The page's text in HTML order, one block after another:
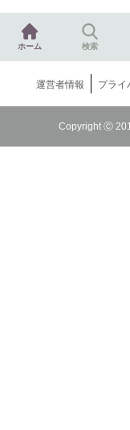
ホーム 検索
運営者情報 プライ
Copyright Ⓒ